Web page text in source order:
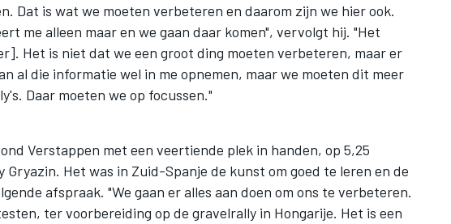
Dat is wat we moeten verbeteren en daarom zijn we hier ook.
me alleen maar en we gaan daar komen", vervolgt hij. "Het
Het is niet dat we een groot ding moeten verbeteren, maar er
al die informatie wel in me opnemen, maar we moeten dit meer
Daar moeten we op focussen."
Verstappen met een veertiende plek in handen, op 5,25
Het was in Zuid-Spanje de kunst om goed te leren en de
afspraak. "We gaan er alles aan doen om ons te verbeteren.
ter voorbereiding op de gravelrally in Hongarije. Het is een